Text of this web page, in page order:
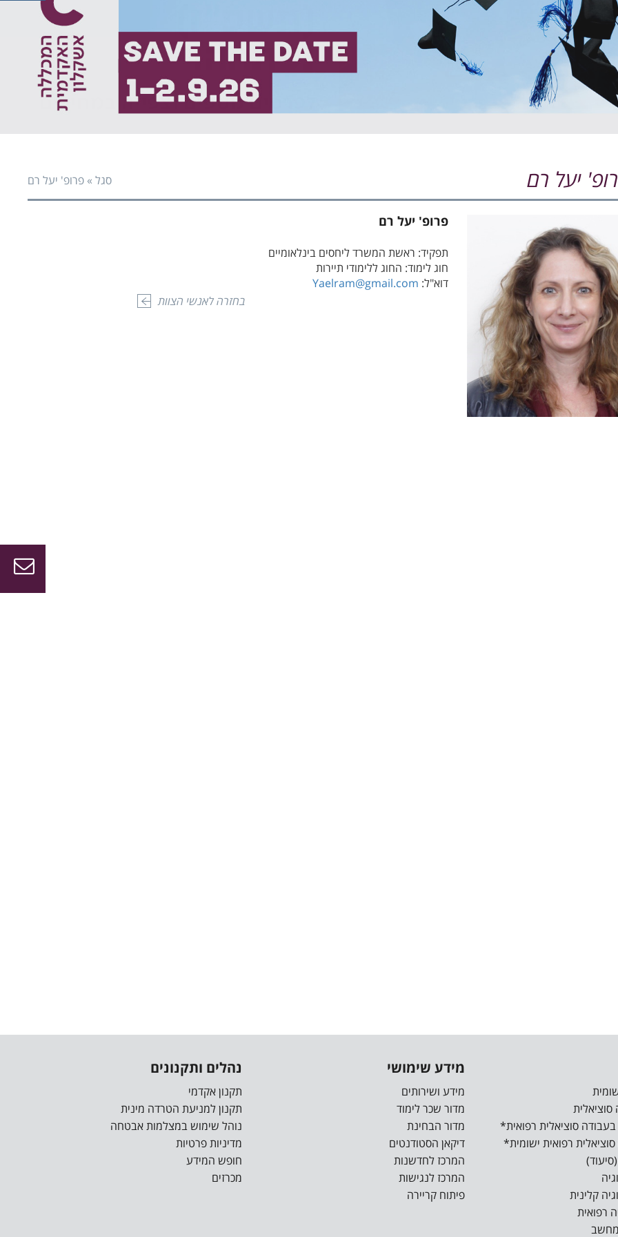
יעל רם סגל» פרופ' יעל רם
פרופ' יעל רם
תפקיד: ראשת המשרד ליחסים בינלאומיים
חוג לימוד: החוג ללימודי תיירות
דוא"ל: Yaelram@gmail.com
בחזרה לאנשי הצוות
מידע שימושי
מידע ושירותים
מדור שכר לימוד
מדור הבחינת
דיקאן הסטודנטים
המרכז לחדשנות
המרכז לנגישות
פיתוח קריירה
נהלים ותקנונים
תקנון אקדמי
תקנון למניעת הטרדה מינית
נוהל שימוש במצלמות אבטחה
מדיניות פרטיות
חופש המידע
מכרזים